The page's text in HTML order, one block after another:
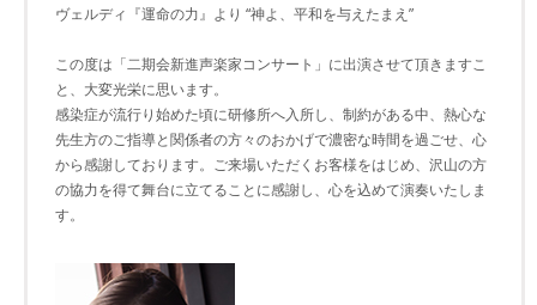
ヴェルディ『運命の力』より “神よ、平和を与えたまえ”
この度は「二期会新進声楽家コンサート」に出演させて頂きますこ
と、大変光栄に思います。
感染症が流行り始めた頃に研修所へ入所し、制約がある中、熱心な
先生方のご指導と関係者の方々のおかげで濃密な時間を過ごせ、心
から感謝しております。ご来場いただくお客様をはじめ、沢山の方
の協力を得て舞台に立てることに感謝し、心を込めて演奏いたしま
す。